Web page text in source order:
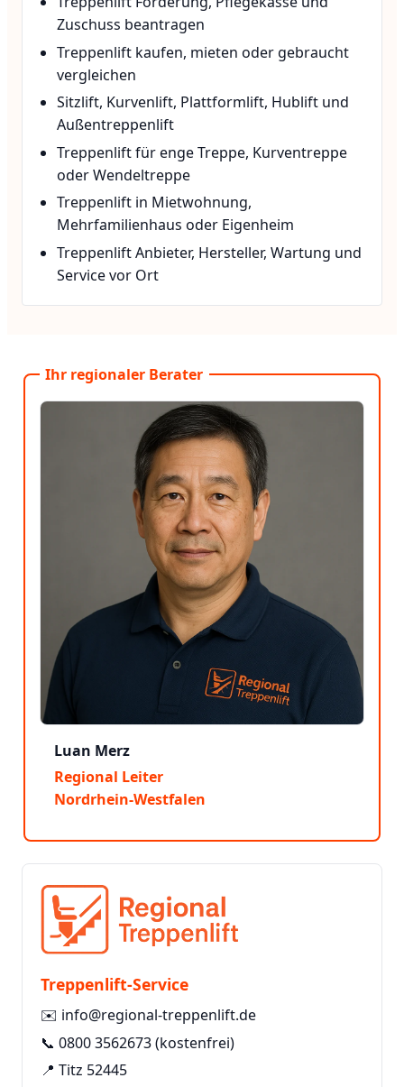
Zuschuss beantragen
Treppenlift kaufen, mieten oder gebraucht
vergleichen
Sitzlift, Kurvenlift, Plattformlift, Hublift und
Außentreppenlift
Treppenlift für enge Treppe, Kurventreppe
oder Wendeltreppe
Treppenlift in Mietwohnung,
Mehrfamilienhaus oder Eigenheim
Treppenlift Anbieter, Hersteller, Wartung und
Service vor Ort
Ihr regionaler Berater
Luan Merz
Regional Leiter
Nordrhein-Westfalen
Treppenlift-Service
✉️ info@regional-treppenlift.de
📞 0800 3562673(kostenfrei)
📍 Titz 52445